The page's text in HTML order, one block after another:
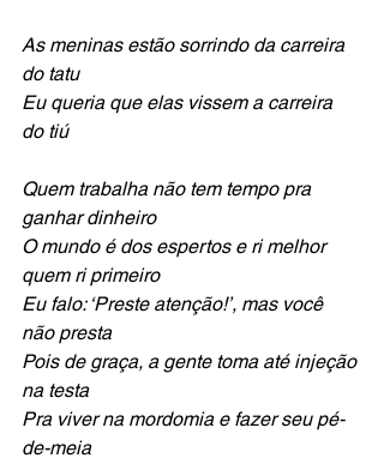
As meninas estão sorrindo da carreira
do tatu
Eu queria que elas vissem a carreira
do tiú
Quem trabalha não tem tempo pra
ganhar dinheiro
O mundo é dos espertos e ri melhor
quem ri primeiro
Eu falo: ‘Preste atenção!’, mas você
não presta
Pois de graça, a gente toma até injeção
na testa
Pra viver na mordomia e fazer seu pé-
de-meia